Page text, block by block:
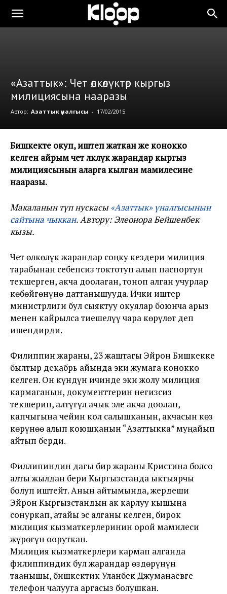
«Азаттык»: Чет өлкөлүктөр кыргыз
милициясына нааразы
Автор: Азаттык үналгысы - 17/02/2015
Бишкекте окуп, иштеп жаткан же конокко
келген айрым чет өлкөлүк жарандар кыргыз
милициясынын аларга кылган мамилесине
нааразы.
Макаланын түп нускасы«Азаттык» үналгысынын
сайтына чыккан. Автору: Элеонора Бейшенбек
кызы.
Чет өлкөлүк жарандар соңку кездери милиция
тарабынан себепсиз токтотуп алып паспортун
текшерген, акча доолаган, тоноп алган учурлар
көбөйгөнүнө даттанышууда. Ички иштер
министрлиги бул сыяктуу окуялар боюнча арыз
менен кайрылса тиешелүү чара көрүлөт деп
ишендирди.
Филиппин жараны, 23 жаштагы Эйрон Бишкекке
былтыр декабрь айында эки жумага конокко
келген. Он күндүн ичинде эки жолу милиция
кармаганын, документтерин негизсиз
текшерип, алтүгүл ачык эле акча доолап,
капчыгына чейин кол салышканын, акчасын көз
көрүнөө алып коюшканын “Азаттыкка” муңайып
айтып берди.
Филлипиндин дагы бир жараны Кристина болсо
алты жылдан бери Кыргызстанда ыктыярчы
болуп иштейт. Анын айтымында, жердеши
Эйрон Кыргызстандын ак карлуу кышына
сонуркап, атайы эс алганы келген, бирок
милиция кызматкерлеринин орой мамилеси
жүрөгүн ооруткан.
Милиция кызматкерлери кармап алганда
филиппиндик бул жарандар өздөрүнүн
таанышы, бишкектик Уланбек Джуманаевге
телефон чалууга аргасыз болушкан.